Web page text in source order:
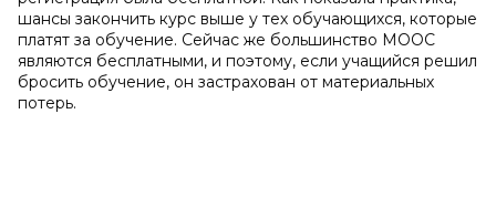
шансы закончить курс выше у тех обучающихся, которые
платят за обучение. Сейчас же большинство MOOC
являются бесплатными, и поэтому, если учащийся решил
бросить обучение, он застрахован от материальных
потерь.